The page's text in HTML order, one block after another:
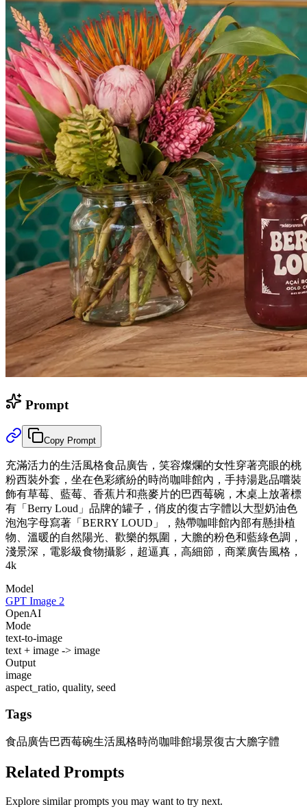
Prompt
Copy Prompt
充滿活力的生活風格食品廣告，笑容燦爛的女性穿著亮眼的桃
粉西裝外套，坐在色彩繽紛的時尚咖啡館內，手持湯匙品嚐裝
飾有草莓、藍莓、香蕉片和燕麥片的巴西莓碗，木桌上放著標
有「Berry Loud」品牌的罐子，俏皮的復古字體以大型奶油色
泡泡字母寫著「BERRY LOUD」，熱帶咖啡館內部有懸掛植
物、溫暖的自然陽光、歡樂的氛圍，大膽的粉色和藍綠色調，
淺景深，電影級食物攝影，超逼真，高細節，商業廣告風格，
4k
Model
GPT Image 2
OpenAI
Mode
text-to-image
text + image -> image
Output
image
aspect_ratio, quality, seed
Tags
食品廣告巴西莓碗生活風格時尚咖啡館場景復古大膽字體
Related Prompts
Explore similar prompts you may want to try next.